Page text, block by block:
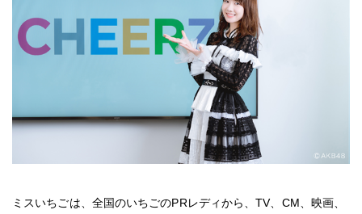
ミスいちごは、全国のいちごのPRレディから、TV、CM、映画、